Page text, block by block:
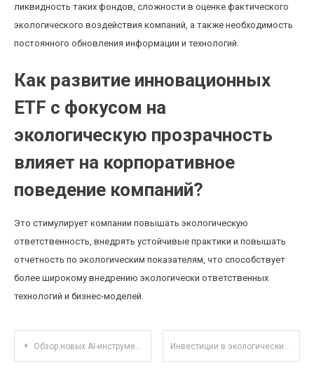
ликвидность таких фондов, сложности в оценке фактического
экологического воздействия компаний, а также необходимость
постоянного обновления информации и технологий.
Как развитие инновационных
ETF с фокусом на
экологическую прозрачность
влияет на корпоративное
поведение компаний?
Это стимулирует компании повышать экологическую
ответственность, внедрять устойчивые практики и повышать
отчетность по экологическим показателям, что способствует
более широкому внедрению экологически ответственных
технологий и бизнес-моделей.
Навигация по записям
Обзор новых AI-инструментов для автоматизации дизайнерских задач в 2025 году Инвестиции в экологические проекты: как сохранить природу и получить доход одновременно